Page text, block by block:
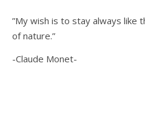
”My wish is to stay always like
of nature.”
-Claude Monet-